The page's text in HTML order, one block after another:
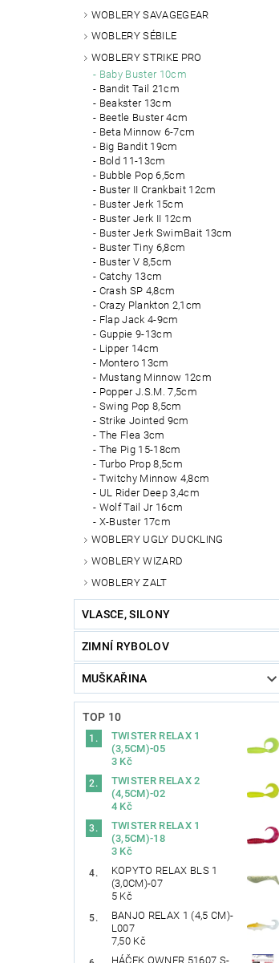
WOBLERY SAVAGEGEAR
WOBLERY SÉBILE
WOBLERY STRIKE PRO
Baby Buster 10cm
Bandit Tail 21cm
Beakster 13cm
Beetle Buster 4cm
Beta Minnow 6-7cm
Big Bandit 19cm
Bold 11-13cm
Bubble Pop 6,5cm
Buster II Crankbait 12cm
Buster Jerk 15cm
Buster Jerk II 12cm
Buster Jerk SwimBait 13cm
Buster Tiny 6,8cm
Buster V 8,5cm
Catchy 13cm
Crash SP 4,8cm
Crazy Plankton 2,1cm
Flap Jack 4-9cm
Guppie 9-13cm
Lipper 14cm
Montero 13cm
Mustang Minnow 12cm
Popper J.S.M. 7,5cm
Swing Pop 8,5cm
Strike Jointed 9cm
The Flea 3cm
The Pig 15-18cm
Turbo Prop 8,5cm
Twitchy Minnow 4,8cm
UL Rider Deep 3,4cm
Wolf Tail Jr 16cm
X-Buster 17cm
WOBLERY UGLY DUCKLING
WOBLERY WIZARD
WOBLERY ZALT
VLASCE, SILONY
ZIMNÍ RYBOLOV
MUŠKAŘINA
TOP 10
TWISTER RELAX 1
(3,5CM)-05
3 Kč
TWISTER RELAX 2
(4,5CM)-02
4 Kč
TWISTER RELAX 1
(3,5CM)-18
3 Kč
KOPYTO RELAX BLS 1
(3,0CM)-07
5 Kč
BANJO RELAX 1 (4,5 CM)-
L007
7,50 Kč
HÁČEK OWNER 51607 S-